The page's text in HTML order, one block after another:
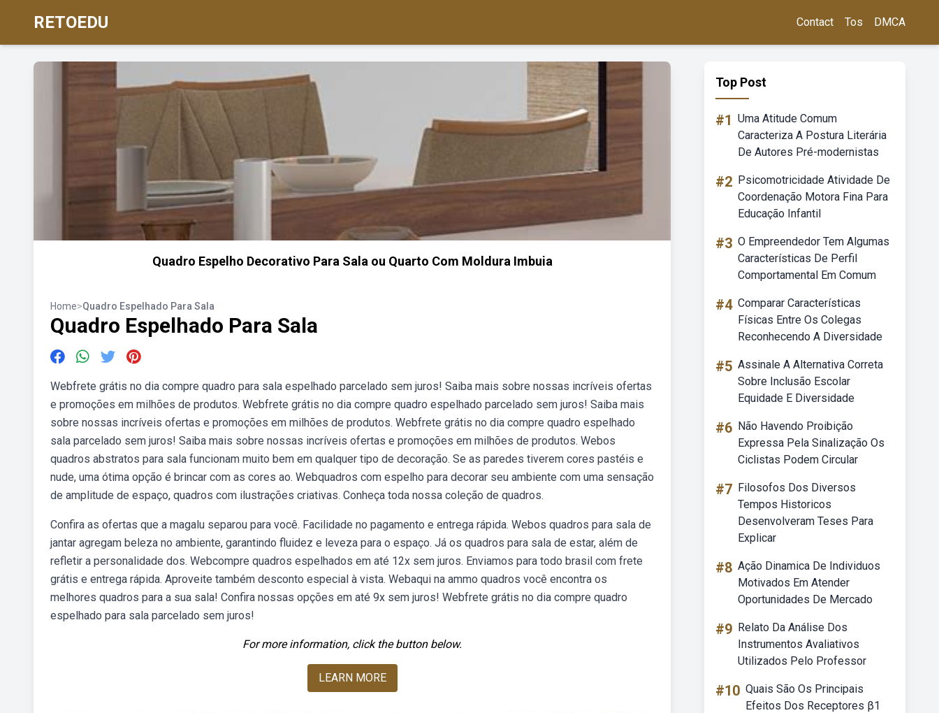
RETOEDU Contact Tos DMCA
Quadro Espelho Decorativo Para Sala ou Quarto Com Moldura Imbuia
Home>Quadro Espelhado Para Sala
Quadro Espelhado Para Sala
Webfrete grátis no dia compre quadro para sala espelhado parcelado sem juros! Saiba mais sobre nossas incríveis ofertas
e promoções em milhões de produtos. Webfrete grátis no dia compre quadro espelhado parcelado sem juros! Saiba mais
sobre nossas incríveis ofertas e promoções em milhões de produtos. Webfrete grátis no dia compre quadro espelhado
sala parcelado sem juros! Saiba mais sobre nossas incríveis ofertas e promoções em milhões de produtos. Webos
quadros abstratos para sala funcionam muito bem em qualquer tipo de decoração. Se as paredes tiverem cores pastéis e
nude, uma ótima opção é brincar com as cores ao. Webquadros com espelho para decorar seu ambiente com uma sensação
de amplitude de espaço, quadros com ilustrações criativas. Conheça toda nossa coleção de quadros.
Confira as ofertas que a magalu separou para você. Facilidade no pagamento e entrega rápida. Webos quadros para sala de
jantar agregam beleza no ambiente, garantindo fluidez e leveza para o espaço. Já os quadros para sala de estar, além de
refletir a personalidade dos. Webcompre quadros espelhados em até 12x sem juros. Enviamos para todo brasil com frete
grátis e entrega rápida. Aproveite também desconto especial à vista. Webaqui na ammo quadros você encontra os
melhores quadros para a sua sala! Confira nossas opções em até 9x sem juros! Webfrete grátis no dia compre quadro
espelhado para sala parcelado sem juros!
For more information, click the button below.
LEARN MORE
Top Post
#1 Uma Atitude Comum
Caracteriza A Postura Literária
De Autores Pré-modernistas
#2 Psicomotricidade Atividade De
Coordenação Motora Fina Para
Educação Infantil
#3 O Empreendedor Tem Algumas
Características De Perfil
Comportamental Em Comum
#4 Comparar Características
Físicas Entre Os Colegas
Reconhecendo A Diversidade
#5 Assinale A Alternativa Correta
Sobre Inclusão Escolar
Equidade E Diversidade
#6 Não Havendo Proibição
Expressa Pela Sinalização Os
Ciclistas Podem Circular
#7 Filosofos Dos Diversos
Tempos Historicos
Desenvolveram Teses Para
Explicar
#8 Ação Dinamica De Individuos
Motivados Em Atender
Oportunidades De Mercado
#9 Relato Da Análise Dos
Instrumentos Avaliativos
Utilizados Pelo Professor
#10 Quais São Os Principais
Efeitos Dos Receptores β1